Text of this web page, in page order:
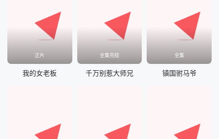
正片
我的女老板
全集完结
千万别惹大师兄
全集
镇国驸马爷